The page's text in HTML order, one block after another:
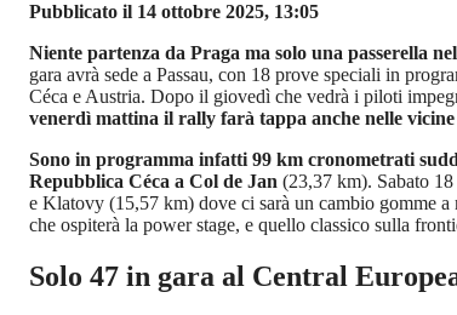
Pubblicato il 14 ottobre 2025, 13:05
Niente partenza da Praga ma solo una passerella
gara avrà sede a Passau, con 18 prove speciali in
Céca e Austria. Dopo il giovedì che vedrà i piloti
venerdì mattina il rally farà tappa anche nelle
Sono in programma infatti 99 km cronometrati
Repubblica Céca a Col de Jan (23,37 km). Sabato
e Klatovy (15,57 km) dove ci sarà un cambio gomme
che ospiterà la power stage, e quello classico sulla
Solo 47 in gara al Central